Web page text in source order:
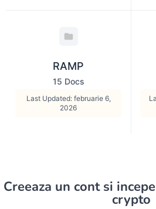
RAMP
15 Docs
Last Updated: februarie 6,
2026
Creeaza un cont si
crypto